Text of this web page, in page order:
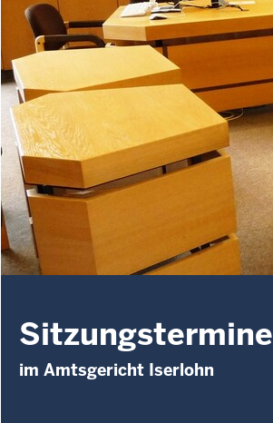
Sitzungstermine
im Amtsgericht Iserlohn